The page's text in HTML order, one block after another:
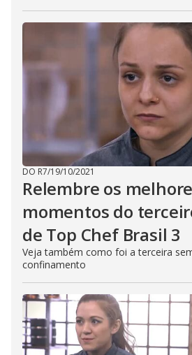
DO R7/19/10/2021
Relembre os
momentos do
de Top Chef Brasil 3
Veja também como foi a terceira
confinamento